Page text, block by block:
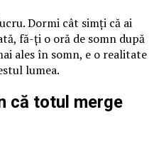
Dormi cât simți că ai
fă-ți o oră de somn după
ales în somn, e o realitate
lumea.
că totul merge